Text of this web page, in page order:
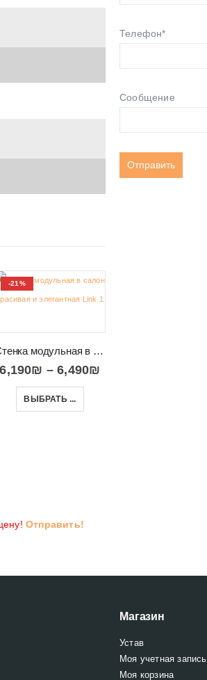
-21%
Стенка модульная в салон красивая и элегантная Link 1
6,190₪ –6,490₪
ВЫБРАТЬ ...
Отправить!
Телефон*
Сообщение
Магазин
Устав
Моя учетная запись
Моя корзина